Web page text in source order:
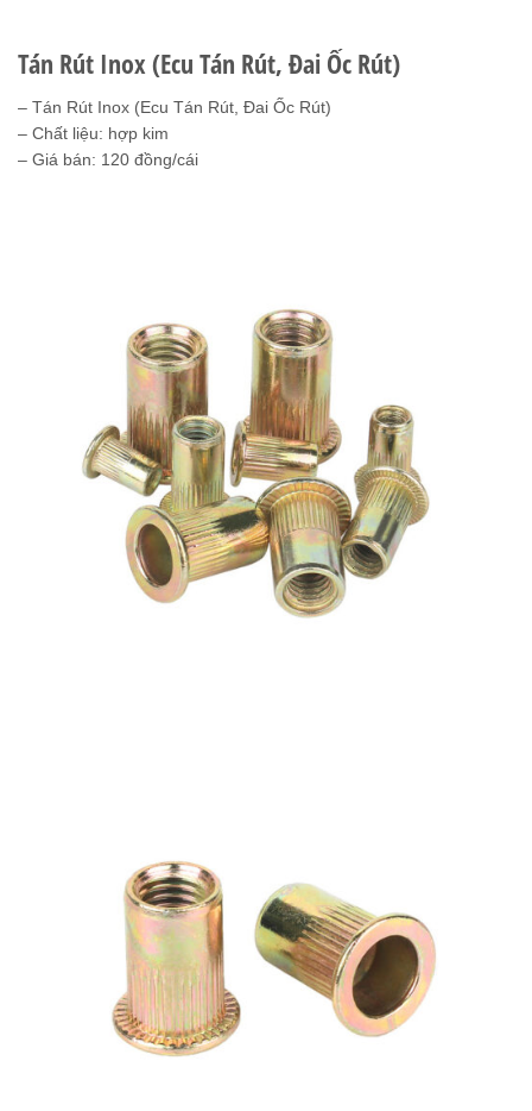
Tán Rút Inox (Ecu Tán Rút, Đai Ốc Rút)
– Tán Rút Inox (Ecu Tán Rút, Đai Ốc Rút)
– Chất liệu: hợp kim
– Giá bán: 120 đồng/cái